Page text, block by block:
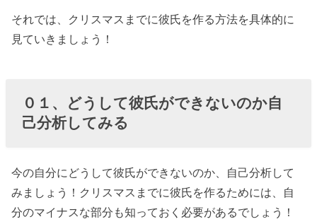
クでイメチェ
ンをしてみる
極的に行く
› ０５、気にな
換してみる
› ０６、「彼氏
欲しいアピー
それでは、クリスマスまでに彼氏を作る方法を具体的に
見ていきましょう！
０１、どうして彼氏ができないのか自
己分析してみる
今の自分にどうして彼氏ができないのか、自己分析して
みましょう！クリスマスまでに彼氏を作るためには、自
分のマイナスな部分も知っておく必要があるでしょう！